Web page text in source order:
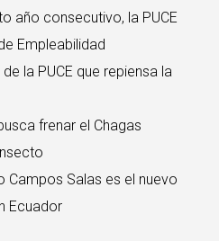
año consecutivo, la PUCE
Empleabilidad
la PUCE que repiensa la
frenar el Chagas
Campos Salas es el nuevo
Ecuador